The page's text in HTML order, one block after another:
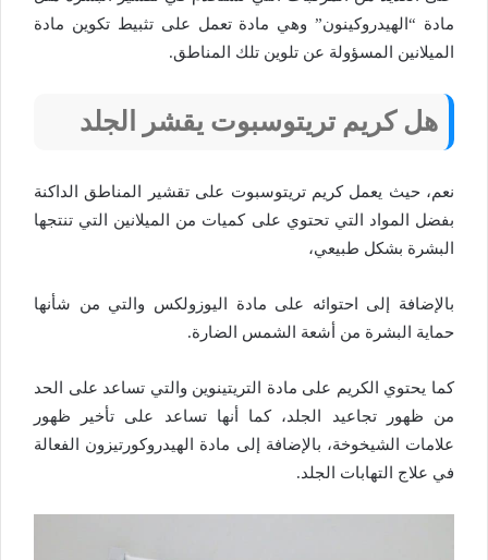
مادة “الهيدروكينون” وهي مادة تعمل على تثبيط تكوين مادة
الميلانين المسؤولة عن تلوين تلك المناطق.
هل كريم تريتوسبوت يقشر الجلد
نعم، حيث يعمل كريم تريتوسبوت على تقشير المناطق الداكنة
بفضل المواد التي تحتوي على كميات من الميلانين التي تنتجها
البشرة بشكل طبيعي،
بالإضافة إلى احتوائه على مادة اليوزولكس والتي من شأنها
حماية البشرة من أشعة الشمس الضارة.
كما يحتوي الكريم على مادة التريتينوين والتي تساعد على الحد
من ظهور تجاعيد الجلد، كما أنها تساعد على تأخير ظهور
علامات الشيخوخة، بالإضافة إلى مادة الهيدروكورتيزون الفعالة
في علاج التهابات الجلد.